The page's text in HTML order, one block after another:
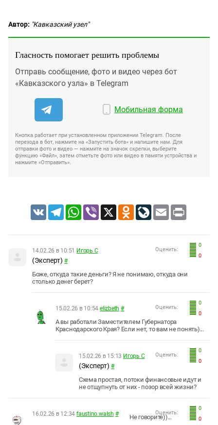
Автор: "Кавказский узел"
Гласность помогает решить проблемы
Отправь сообщение, фото и видео через бот
«Кавказского узла» в Telegram
Мобильная форма
Кнопка работает при установленном приложении Telegram. После
перехода в бот, нажмите на «Запустить бота» и напишите нам. Для
отправки фото и видео — нажмите на значок скрепки, выберите
функцию «Файл», затем отметьте фото или видео в памяти устройства и
нажмите «Отправить».
VK TelegramWhatsApp
Viber X Odnoklassniki
LiveJournal
Email Print
0
0
Оценить:
14.02.26 в 10:51 Игорь С
(Эксперт) #
Боже, откуда такие деньги? Я не понимаю, откуда они
столько денег берет?
0
0
Оценить:
15.02.26 в 10:54 elizbeth #
А вы работали Заместителем Губернатора
Краснодарского Края? Если нет, то вам не понять)...
0
0
Оценить:
15.02.26 в 15:13 Игорь С
(Эксперт) #
Схема простая, потоки финансовые идут и
не отщупнуть от них - позор всей жизни?
0
0
Оценить:
16.02.26 в 12:34 faustino.walsh # Не говорите))...